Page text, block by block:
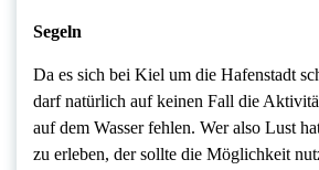
Segeln
Da es sich bei Kiel um die Hafenstadt
darf natürlich auf keinen Fall die
auf dem Wasser fehlen. Wer also Lust
zu erleben, der sollte die Möglichkeit